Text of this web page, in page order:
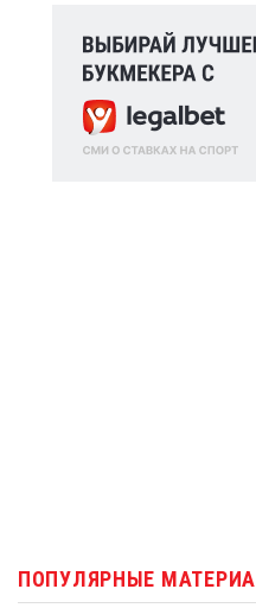
ПОПУЛЯРНЫЕ